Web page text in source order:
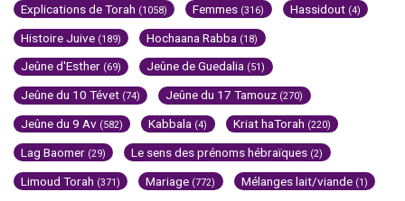
Explications de Torah (1058) Femmes (316) Hassidout (4)
Histoire Juive (189) Hochaana Rabba (18)
Jeûne d'Esther (69) Jeûne de Guedalia (51)
Jeûne du 10 Tévet (74) Jeûne du 17 Tamouz (270)
Jeûne du 9 Av (582) Kabbala (4) Kriat haTorah (220)
Lag Baomer (29) Le sens des prénoms hébraïques (2)
Limoud Torah (371) Mariage (772) Mélanges lait/viande (1)